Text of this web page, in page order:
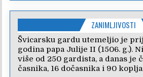
ZANIMLJIVOSTI
Švicarsku gardu utemeljio je
godina papa Julije II (1506. g.).
više od 250 gardista, a danas je
časnika, 16 dočasnika i 90